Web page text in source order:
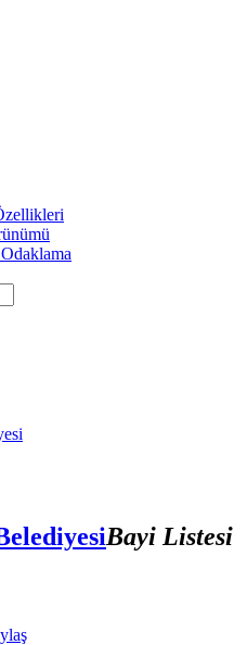
Bayi Listesi